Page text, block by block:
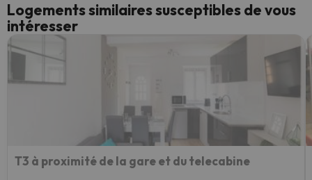
Logements similaires susceptibles de vous
intéresser
T3 à proximité de la gare et du telecabine